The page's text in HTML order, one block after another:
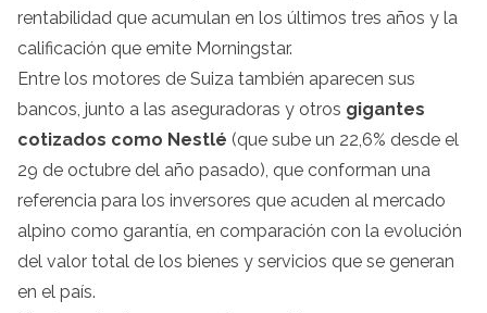
rentabilidad que acumulan en los últimos tres años y la
calificación que emite Morningstar.
Entre los motores de Suiza también aparecen sus
bancos, junto a las aseguradoras y otros gigantes
cotizados como Nestlé (que sube un 22,6% desde el
29 de octubre del año pasado), que conforman una
referencia para los inversores que acuden al mercado
alpino como garantía, en comparación con la evolución
del valor total de los bienes y servicios que se generan
en el país.